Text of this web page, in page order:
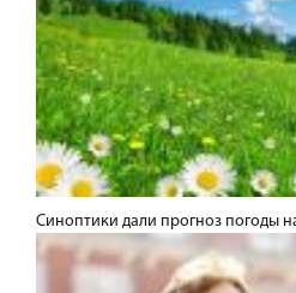
Синоптики дали прогноз погоды